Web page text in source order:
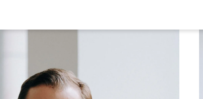
Practice“ und „Germany – Trends and
Chambers Global Practice Guide „Trade
Practice“ (gemeinsam mit Thomas